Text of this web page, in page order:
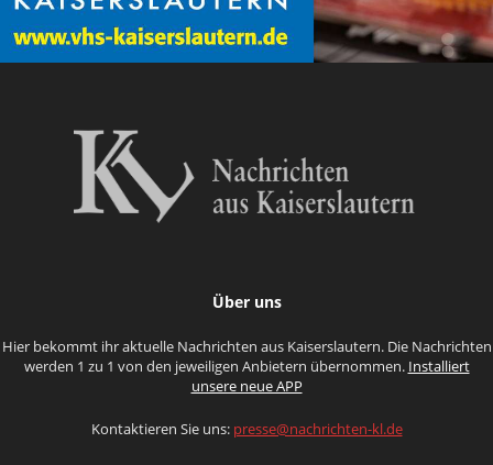
Über uns
Hier bekommt ihr aktuelle Nachrichten aus Kaiserslautern. Die Nachrichten
werden 1 zu 1 von den jeweiligen Anbietern übernommen. Installiert
unsere neue APP
Kontaktieren Sie uns: presse@nachrichten-kl.de